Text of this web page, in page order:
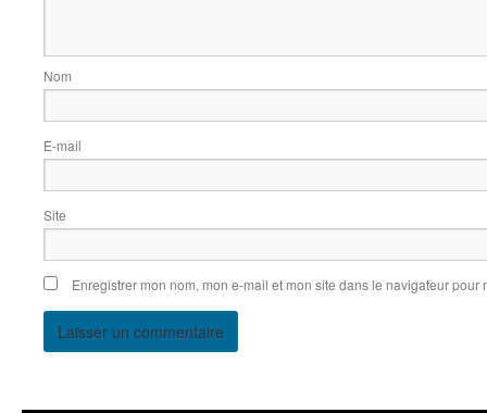
E-
Site
Enregistrer mon nom, mon e-mail et mon site dans le navigateur pour